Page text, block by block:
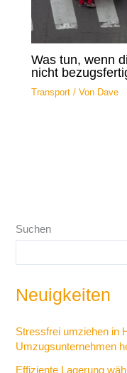
Was tun, wenn
nicht
Transport / Von Dave
Suchen
Neuigkeiten
Stressfrei umziehen in
Umzugsunternehmen
Effiziente Lagerung